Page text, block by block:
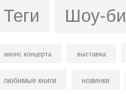
Теги Шоу-
анонс концерта выставка
любимые книги новинки